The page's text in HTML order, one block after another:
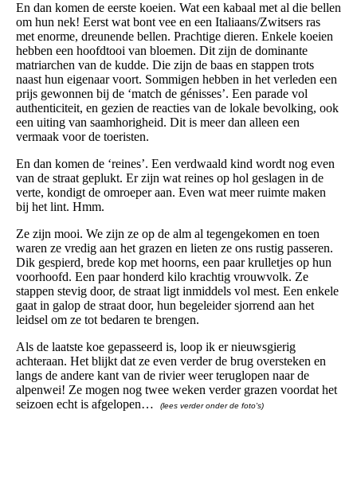
En dan komen de eerste koeien. Wat een kabaal met al die bellen
om hun nek! Eerst wat bont vee en een Italiaans/Zwitsers ras
met enorme, dreunende bellen. Prachtige dieren. Enkele koeien
hebben een hoofdtooi van bloemen. Dit zijn de dominante
matriarchen van de kudde. Die zijn de baas en stappen trots
naast hun eigenaar voort. Sommigen hebben in het verleden een
prijs gewonnen bij de ‘match de génisses’. Een parade vol
authenticiteit, en gezien de reacties van de lokale bevolking, ook
een uiting van saamhorigheid. Dit is meer dan alleen een
vermaak voor de toeristen.
En dan komen de ‘reines’. Een verdwaald kind wordt nog even
van de straat geplukt. Er zijn wat reines op hol geslagen in de
verte, kondigt de omroeper aan. Even wat meer ruimte maken
bij het lint. Hmm.
Ze zijn mooi. We zijn ze op de alm al tegengekomen en toen
waren ze vredig aan het grazen en lieten ze ons rustig passeren.
Dik gespierd, brede kop met hoorns, een paar krulletjes op hun
voorhoofd. Een paar honderd kilo krachtig vrouwvolk. Ze
stappen stevig door, de straat ligt inmiddels vol mest. Een enkele
gaat in galop de straat door, hun begeleider sjorrend aan het
leidsel om ze tot bedaren te brengen.
Als de laatste koe gepasseerd is, loop ik er nieuwsgierig
achteraan. Het blijkt dat ze even verder de brug oversteken en
langs de andere kant van de rivier weer teruglopen naar de
alpenwei! Ze mogen nog twee weken verder grazen voordat het
seizoen echt is afgelopen…
(lees verder onder de foto's)